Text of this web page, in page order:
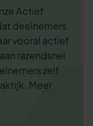
Actief
deelnemers
vooral actief
razendsnel
zelf
Meer